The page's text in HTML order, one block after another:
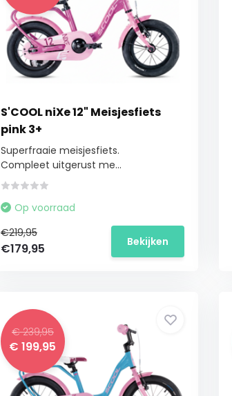
S'COOL niXe 12" Meisjesfiets
pink 3+
Superfraaie meisjesfiets.
Compleet uitgerust me...
Op voorraad
€219,95
€179,95 Bekijken
€ 239,95
€ 199,95